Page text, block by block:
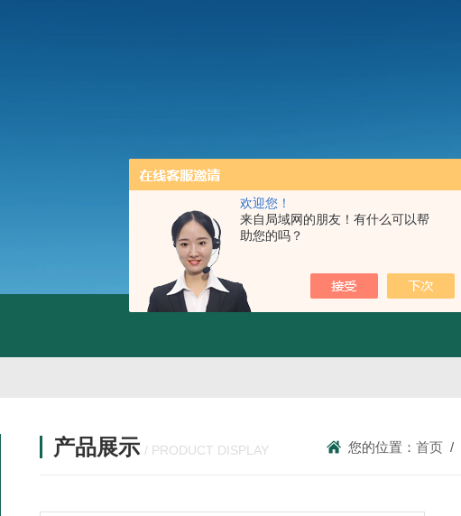
欢迎您！
来自局域网的朋友！有什么可以帮
助您的吗？
产品展示 / PRODUCT DISPLAY 您的位置：首页 /